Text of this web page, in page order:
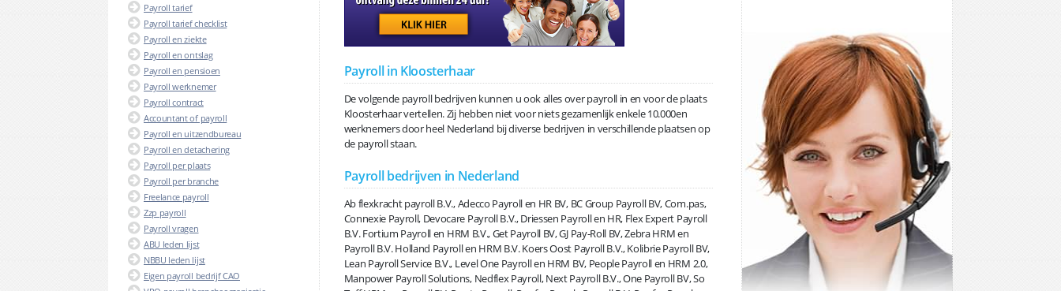
Payroll tarief
Payroll tarief checklist
Payroll en ziekte
Payroll en ontslag
Payroll en pensioen
Payroll werknemer
Payroll contract
Accountant of payroll
Payroll en uitzendbureau
Payroll en detachering
Payroll per plaats
Payroll per branche
Freelance payroll
Zzp payroll
Payroll vragen
ABU leden lijst
NBBU leden lijst
Eigen payroll bedrijf CAO
Payroll in Kloosterhaar
De volgende payroll bedrijven kunnen u ook alles over payroll in en voor de plaats
Kloosterhaar vertellen. Zij hebben niet voor niets gezamenlijk enkele 10.000en
werknemers door heel Nederland bij diverse bedrijven in verschillende plaatsen op
de payroll staan.
Payroll bedrijven in Nederland
Ab flexkracht payroll B.V., Adecco Payroll en HR BV, BC Group Payroll BV, Com.pas,
Connexie Payroll, Devocare Payroll B.V., Driessen Payroll en HR, Flex Expert Payroll
B.V. Fortium Payroll en HRM B.V., Get Payroll BV, GJ Pay-Roll BV, Zebra HRM en
Payroll B.V. Holland Payroll en HRM B.V. Koers Oost Payroll B.V., Kolibrie Payroll BV,
Lean Payroll Service B.V., Level One Payroll en HRM BV, People Payroll en HRM 2.0,
Manpower Payroll Solutions, Nedflex Payroll, Next Payroll B.V., One Payroll BV, So